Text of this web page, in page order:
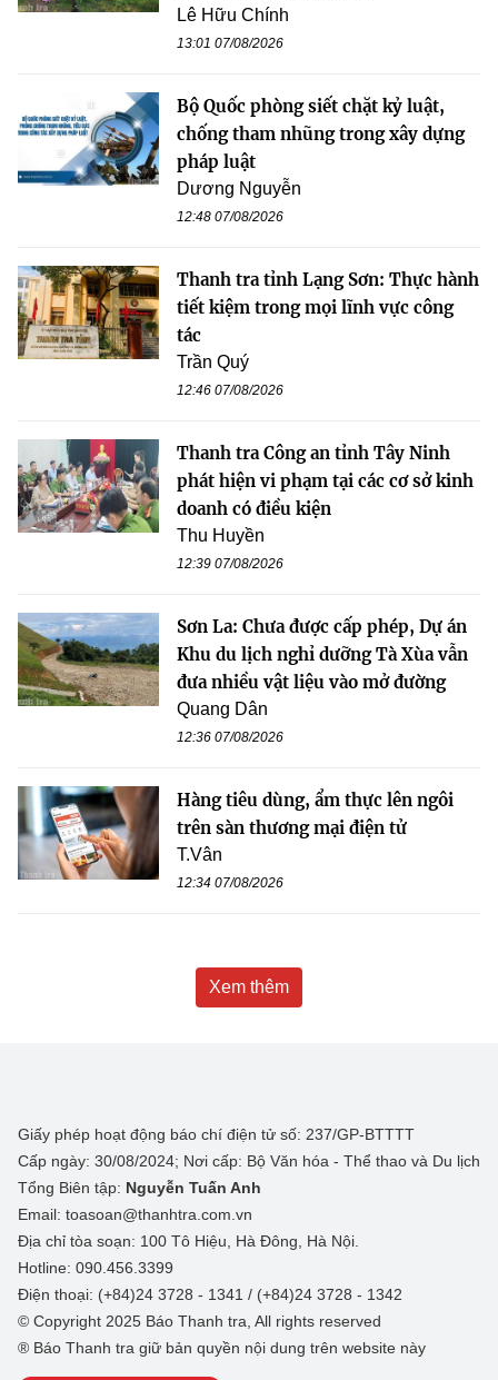
Lê Hữu Chính
13:01 07/08/2026
Bộ Quốc phòng siết chặt kỷ luật,
chống tham nhũng trong xây dựng
pháp luật
Dương Nguyễn
12:48 07/08/2026
Thanh tra tỉnh Lạng Sơn: Thực hành
tiết kiệm trong mọi lĩnh vực công
tác
Trần Quý
12:46 07/08/2026
Thanh tra Công an tỉnh Tây Ninh
phát hiện vi phạm tại các cơ sở kinh
doanh có điều kiện
Thu Huyền
12:39 07/08/2026
Sơn La: Chưa được cấp phép, Dự án
Khu du lịch nghỉ dưỡng Tà Xùa vẫn
đưa nhiều vật liệu vào mở đường
Quang Dân
12:36 07/08/2026
Hàng tiêu dùng, ẩm thực lên ngôi
trên sàn thương mại điện tử
T.Vân
12:34 07/08/2026
Xem thêm
Giấy phép hoạt động báo chí điện tử số: 237/GP-BTTTT
Cấp ngày: 30/08/2024; Nơi cấp: Bộ Văn hóa - Thể thao và Du lịch
Tổng Biên tập: Nguyễn Tuấn Anh
Email: toasoan@thanhtra.com.vn
Địa chỉ tòa soạn: 100 Tô Hiệu, Hà Đông, Hà Nội.
Hotline: 090.456.3399
Điện thoại: (+84)24 3728 - 1341 / (+84)24 3728 - 1342
© Copyright 2025 Báo Thanh tra, All rights reserved
® Báo Thanh tra giữ bản quyền nội dung trên website này